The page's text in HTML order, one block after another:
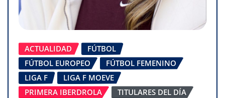
ACTUALIDAD
FÚTBOL
FÚTBOL EUROPEO
FÚTBOL FEMENINO
LIGA F
LIGA F MOEVE
PRIMERA IBERDROLA
TITULARES DEL DÍA